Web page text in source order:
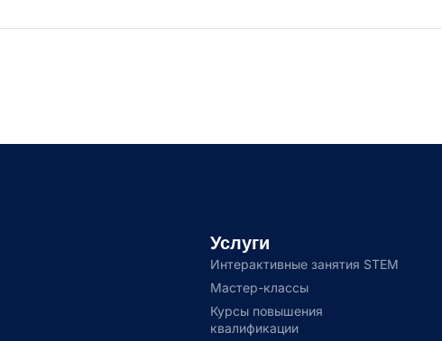
Услуги
Интерактивные занятия STEM
Мастер-классы
Курсы повышения
квалификации